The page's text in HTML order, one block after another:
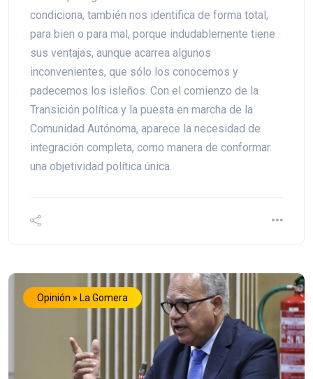
condiciona, también nos identifica de forma total,
para bien o para mal, porque indudablemente tiene
sus ventajas, aunque acarrea algunos
inconvenientes, que sólo los conocemos y
padecemos los isleños. Con el comienzo de la
Transición política y la puesta en marcha de la
Comunidad Autónoma, aparece la necesidad de
integración completa, como manera de conformar
una objetividad política única.
Opinión » La Gomera